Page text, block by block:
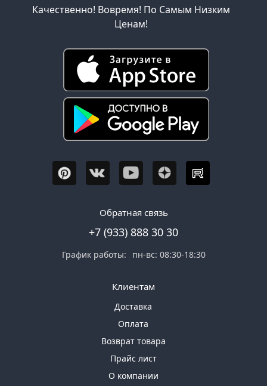
Качественно! Вовремя! По Самым Низким
Ценам!
Обратная связь
+7 (933) 888 30 30
График работы: пн-вс: 08:30-18:30
Клиентам
Доставка
Оплата
Возврат товара
Прайс лист
О компании